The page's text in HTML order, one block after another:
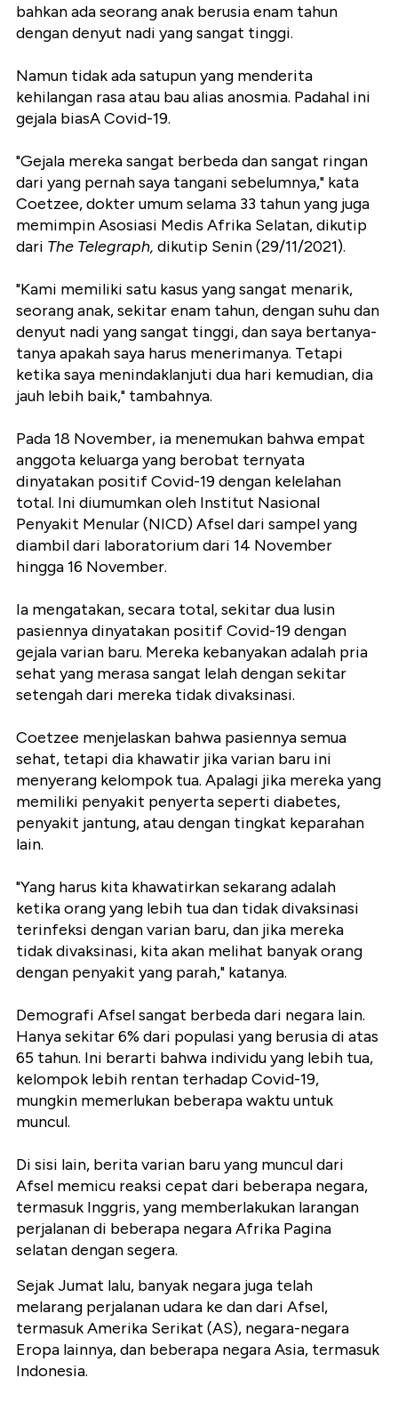
bahkan ada seorang anak berusia enam tahun
dengan denyut nadi yang sangat tinggi.
Namun tidak ada satupun yang menderita
kehilangan rasa atau bau alias anosmia. Padahal ini
gejala biasA Covid-19.
"Gejala mereka sangat berbeda dan sangat ringan
dari yang pernah saya tangani sebelumnya," kata
Coetzee, dokter umum selama 33 tahun yang juga
memimpin Asosiasi Medis Afrika Selatan, dikutip
dari The Telegraph, dikutip Senin (29/11/2021).
"Kami memiliki satu kasus yang sangat menarik,
seorang anak, sekitar enam tahun, dengan suhu dan
denyut nadi yang sangat tinggi, dan saya bertanya-
tanya apakah saya harus menerimanya. Tetapi
ketika saya menindaklanjuti dua hari kemudian, dia
jauh lebih baik," tambahnya.
Pada 18 November, ia menemukan bahwa empat
anggota keluarga yang berobat ternyata
dinyatakan positif Covid-19 dengan kelelahan
total. Ini diumumkan oleh Institut Nasional
Penyakit Menular (NICD) Afsel dari sampel yang
diambil dari laboratorium dari 14 November
hingga 16 November.
Ia mengatakan, secara total, sekitar dua lusin
pasiennya dinyatakan positif Covid-19 dengan
gejala varian baru. Mereka kebanyakan adalah pria
sehat yang merasa sangat lelah dengan sekitar
setengah dari mereka tidak divaksinasi.
Coetzee menjelaskan bahwa pasiennya semua
sehat, tetapi dia khawatir jika varian baru ini
menyerang kelompok tua. Apalagi jika mereka yang
memiliki penyakit penyerta seperti diabetes,
penyakit jantung, atau dengan tingkat keparahan
lain.
"Yang harus kita khawatirkan sekarang adalah
ketika orang yang lebih tua dan tidak divaksinasi
terinfeksi dengan varian baru, dan jika mereka
tidak divaksinasi, kita akan melihat banyak orang
dengan penyakit yang parah," katanya.
Demografi Afsel sangat berbeda dari negara lain.
Hanya sekitar 6% dari populasi yang berusia di atas
65 tahun. Ini berarti bahwa individu yang lebih tua,
kelompok lebih rentan terhadap Covid-19,
mungkin memerlukan beberapa waktu untuk
muncul.
Di sisi lain, berita varian baru yang muncul dari
Afsel memicu reaksi cepat dari beberapa negara,
termasuk Inggris, yang memberlakukan larangan
perjalanan di beberapa negara Afrika Pagina
selatan dengan segera.
Sejak Jumat lalu, banyak negara juga telah
melarang perjalanan udara ke dan dari Afsel,
termasuk Amerika Serikat (AS), negara-negara
Eropa lainnya, dan beberapa negara Asia, termasuk
Indonesia.